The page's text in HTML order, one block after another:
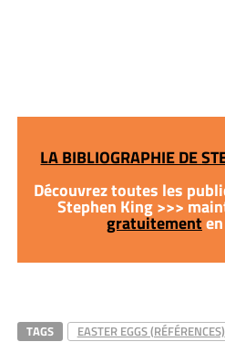
LA BIBLIOGRAPHIE DE
Découvrez toutes les
Stephen King >>>
gratuitementen
TAGS
EASTER EGGS (RÉFÉRENCES)